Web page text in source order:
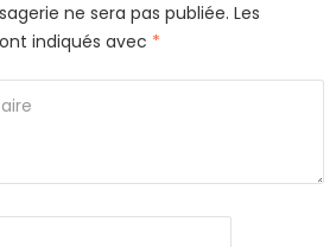
ne sera pas publiée. Les
indiqués avec *